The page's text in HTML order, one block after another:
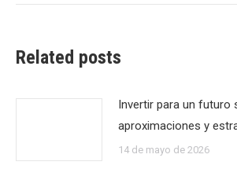
Related posts
Invertir para un futuro
aproximaciones y
14 de mayo de 2026